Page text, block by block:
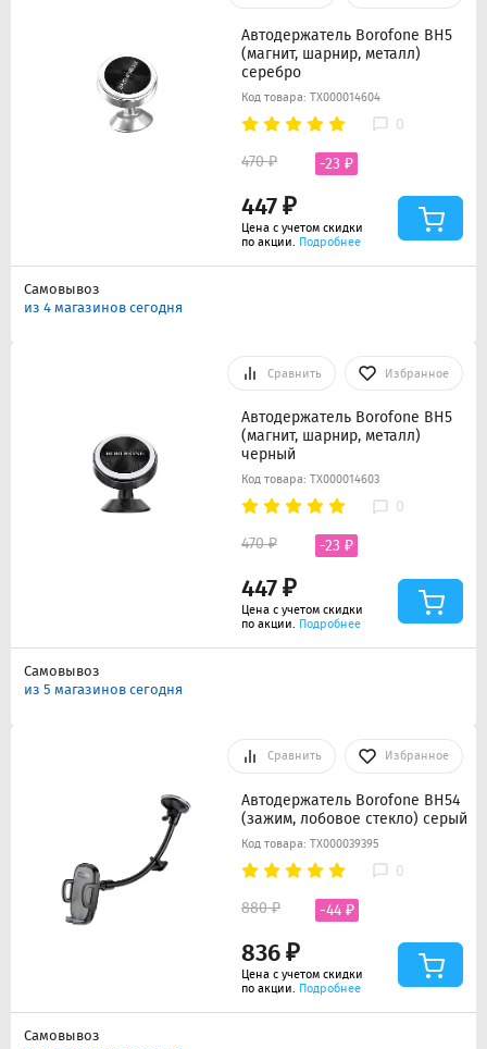
Автодержатель Borofone BH5
(магнит, шарнир, металл)
серебро
Код товара: ТХ000014604
0
447 ₽
470 ₽ -23 ₽
Цена с учетом скидки
по акции. Подробнее
Самовывоз
из 4 магазинов сегодня
Сравнить Избранное
Автодержатель Borofone BH5
(магнит, шарнир, металл)
черный
Код товара: ТХ000014603
0
447 ₽
470 ₽ -23 ₽
Цена с учетом скидки
по акции. Подробнее
Самовывоз
из 5 магазинов сегодня
Сравнить Избранное
Автодержатель Borofone BH54
(зажим, лобовое стекло) серый
Код товара: ТХ000039395
0
836 ₽
880 ₽ -44 ₽
Цена с учетом скидки
по акции. Подробнее
Самовывоз